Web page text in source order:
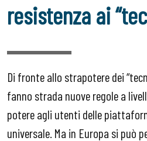
resistenza ai
Di fronte allo strapotere dei
fanno strada nuove regole a
potere agli utenti delle
universale. Ma in Europa si può